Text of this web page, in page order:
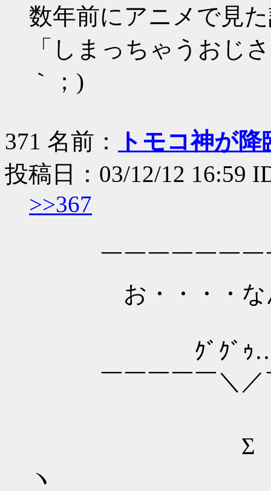
数年前にアニメで見
「しまっちゃうおじ
｀；)
371 名前：
トモコ神が
投稿日：03/12/12 16:59
>>367
￣￣￣￣￣￣￣
お・・・・なん
ｸﾞｸﾞｩ
￣￣￣￣￣＼／
Σ （
ヽ